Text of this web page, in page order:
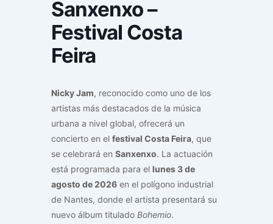
Sanxenxo –
Festival Costa
Feira
Nicky Jam, reconocido como uno de los
artistas más destacados de la música
urbana a nivel global, ofrecerá un
concierto en el festival Costa Feira, que
se celebrará en Sanxenxo. La actuación
está programada para el lunes 3 de
agosto de 2026 en el polígono industrial
de Nantes, donde el artista presentará su
nuevo álbum titulado Bohemio.